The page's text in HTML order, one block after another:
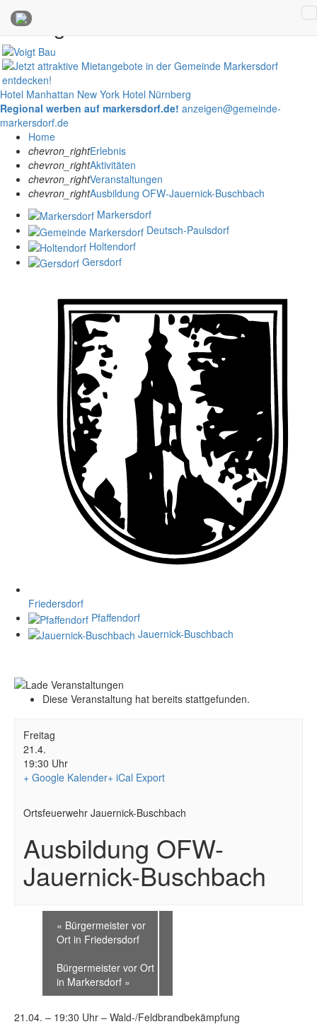
Anzeigen
Hotel Manhattan New York Hotel Nürnberg
Regional werben auf markersdorf.de! anzeigen@gemeinde-
markersdorf.de
Home
chevron_rightErlebnis
chevron_rightAktivitäten
chevron_rightVeranstaltungen
chevron_rightAusbildung OFW-Jauernick-Buschbach
Markersdorf
Deutsch-Paulsdorf
Holtendorf
Gersdorf
Friedersdorf
Pfaffendorf
Jauernick-Buschbach
Diese Veranstaltung hat bereits stattgefunden.
Freitag
21.4.
19:30 Uhr
+ Google Kalender+ iCal Export
Ortsfeuerwehr Jauernick-Buschbach
Ausbildung OFW-
Jauernick-Buschbach
« Bürgermeister vor
Ort in Friedersdorf
Bürgermeister vor Ort
in Markersdorf »
21.04. – 19:30 Uhr – Wald-/Feldbrandbekämpfung